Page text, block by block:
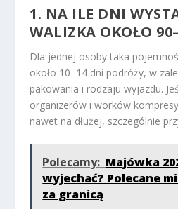
1. NA ILE DNI
WALIZKA OKOŁO
Dla jednej osoby taka
około 10–14 dni podróży, w
pakowania i rodzaju wyjazdu.
organizerów i worków
nawet na dłużej, szczególnie
Polecamy: Majówka
wyjechać? Polecane
za granicą